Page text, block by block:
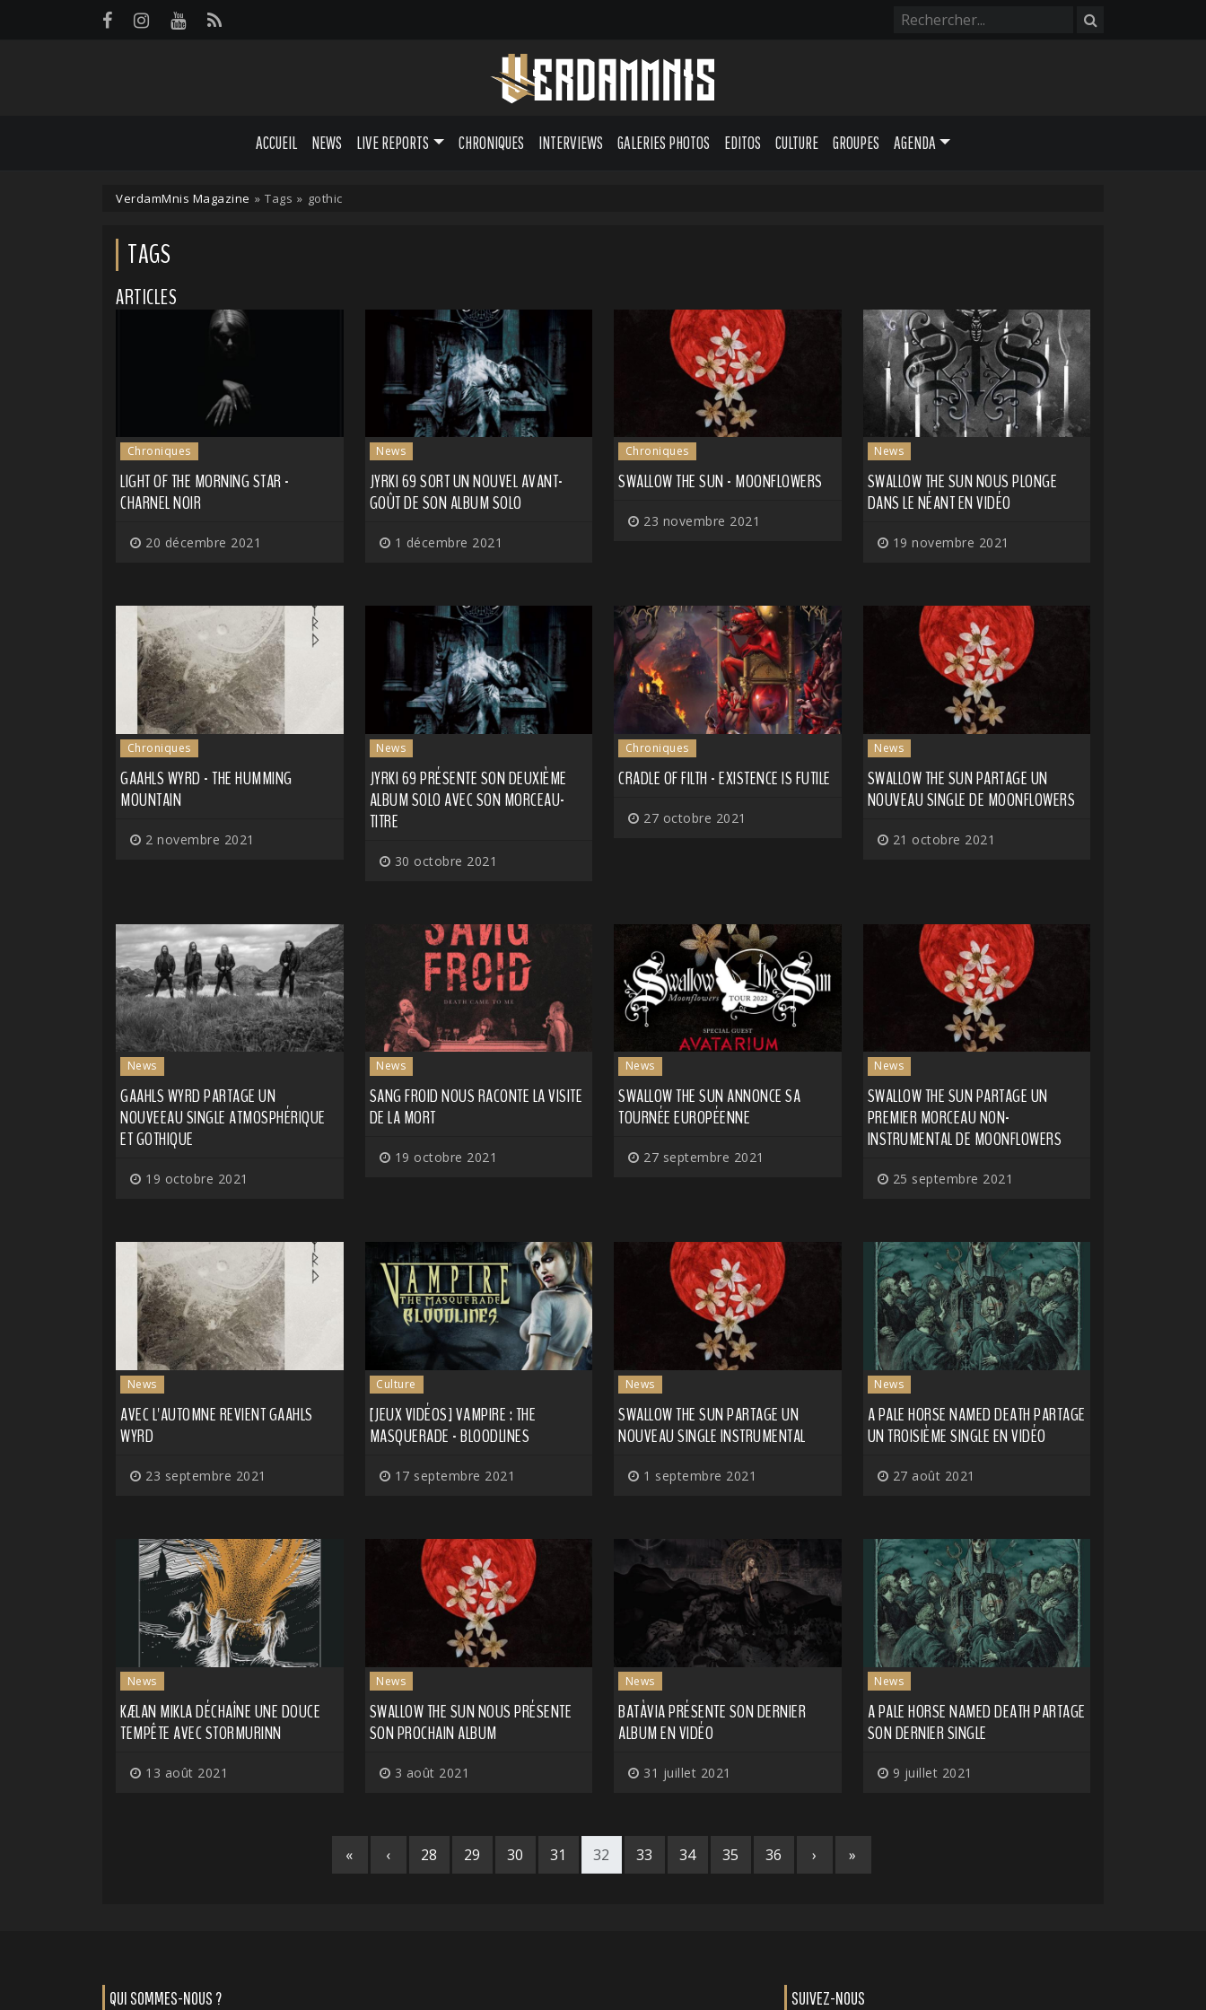
ACCUEIL NEWS LIVE REPORTS CHRONIQUES INTERVIEWS GALERIES PHOTOS EDITOS CULTURE GROUPES AGENDA
VerdamMnis Magazine » Tags » gothic
TAGS
ARTICLES
Chroniques
LIGHT OF THE MORNING STAR -
CHARNEL NOIR
20 décembre 2021
News
JYRKI 69 SORT UN NOUVEL AVANT-
GOÛT DE SON ALBUM SOLO
1 décembre 2021
Chroniques
SWALLOW THE SUN - MOONFLOWERS
23 novembre 2021
News
SWALLOW THE SUN NOUS PLONGE
DANS LE NÉANT EN VIDÉO
19 novembre 2021
Chroniques
GAAHLS WYRD - THE HUMMING
MOUNTAIN
2 novembre 2021
News
JYRKI 69 PRÉSENTE SON DEUXIÈME
ALBUM SOLO AVEC SON MORCEAU-
TITRE
30 octobre 2021
Chroniques
CRADLE OF FILTH - EXISTENCE IS FUTILE
27 octobre 2021
News
SWALLOW THE SUN PARTAGE UN
NOUVEAU SINGLE DE MOONFLOWERS
21 octobre 2021
News
GAAHLS WYRD PARTAGE UN
NOUVEEAU SINGLE ATMOSPHÉRIQUE
ET GOTHIQUE
19 octobre 2021
News
SANG FROID NOUS RACONTE LA VISITE
DE LA MORT
19 octobre 2021
News
SWALLOW THE SUN ANNONCE SA
TOURNÉE EUROPÉENNE
27 septembre 2021
News
SWALLOW THE SUN PARTAGE UN
PREMIER MORCEAU NON-
INSTRUMENTAL DE MOONFLOWERS
25 septembre 2021
News
AVEC L'AUTOMNE REVIENT GAAHLS
WYRD
23 septembre 2021
Culture
[JEUX VIDÉOS] VAMPIRE : THE
MASQUERADE - BLOODLINES
17 septembre 2021
News
SWALLOW THE SUN PARTAGE UN
NOUVEAU SINGLE INSTRUMENTAL
1 septembre 2021
News
A PALE HORSE NAMED DEATH PARTAGE
UN TROISIÈME SINGLE EN VIDÉO
27 août 2021
News
KÆLAN MIKLA DÉCHAÎNE UNE DOUCE
TEMPÊTE AVEC STORMURINN
13 août 2021
News
SWALLOW THE SUN NOUS PRÉSENTE
SON PROCHAIN ALBUM
3 août 2021
News
BATÀVIA PRÉSENTE SON DERNIER
ALBUM EN VIDÉO
31 juillet 2021
News
A PALE HORSE NAMED DEATH PARTAGE
SON DERNIER SINGLE
9 juillet 2021
« ‹ 28 29 30 31 32 33 34 35 36 › »
QUI SOMMES-NOUS ? SUIVEZ-NOUS
Panneau de gestion des cookies